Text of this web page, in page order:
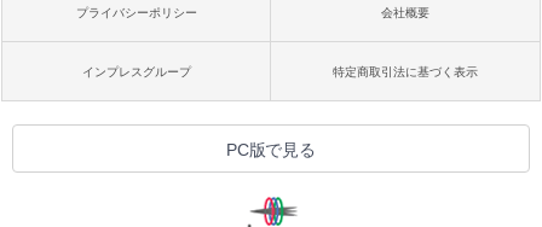
プライバシーポリシー 会社概要
インプレスグループ 特定商取引法に基づく表示
PC版で見る